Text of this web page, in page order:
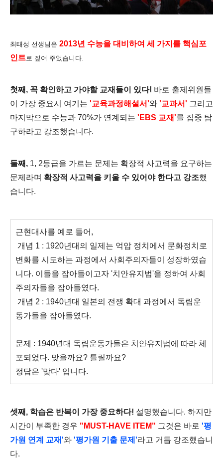
최태성 선생님은 2013년 수능을 대비하여 세 가지를 핵심포
인트로 짚어 주었습니다.
첫째, 꼭 확인하고 가야할 교재들이 있다! 바로 출제위원들
이 가장 중요시 여기는 '교육과정해설서'와 '교과서' 그리고
마지막으로 수능과 70%가 연계되는 'EBS 교재'를 집중 탐
구하라고 강조했습니다.
둘째, 1, 2등급을 가르는 문제는 확장적 사고력을 요구하는
문제라며 확장적 사고력을 키울 수 있어야 한다고 강조했
습니다.
근현대사를 예로 들어,
개념 1 : 1920년대의 일제는 억압 정치에서 문화정치로
변화를 시도하는 과정에서 사회주의자들이 성장하였습
니다. 이들을 잡아들이고자 '치안유지법'을 정하여 사회
주의자들을 잡아들였다.
개념 2 : 1940년대 일본의 전쟁 확대 과정에서 독립운
동가들을 잡아들였다.
문제 : 1940년대 독립운동가들은 치안유지법에 따라 체
포되었다. 맞을까요? 틀릴까요?
정답은 '맞다' 입니다.
셋째, 학습은 반복이 가장 중요하다! 설명했습니다. 하지만
시간이 부족한 경우 "MUST-HAVE ITEM" 그것은 바로 '평
가원 연계 교재'와 '평가원 기출 문제'라고 거듭 강조했습니
다.